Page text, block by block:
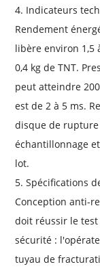
4. Indicateurs
Rendement
libère environ 1,5
0,4 kg de TNT.
peut atteindre
est de 2 à 5 ms.
disque de rupture
échantillonnage
lot.
5. Spécifications
Conception anti-
doit réussir le test
sécurité :
tuyau de